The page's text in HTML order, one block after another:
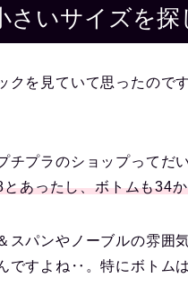
さいサイズを
クを見ていて思ったので
チプラのショップってだ
あったし、ボトムも34
スパンやノーブルの雰囲
ですよね‥。特にボトム